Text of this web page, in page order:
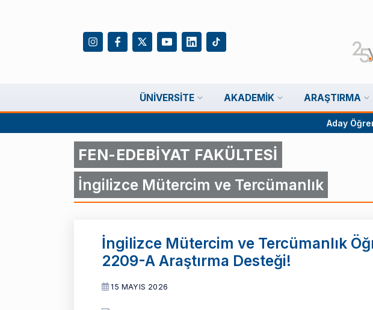
ÜNIVERSITE AKADEMIK ARAŞTIRMA
Aday
FEN-EDEBİYAT FAKÜLTESİ
İngilizce Mütercim ve Tercümanlık
İngilizce Mütercim ve Tercümanlık
2209-A Araştırma Desteği!
15 MAYIS 2026